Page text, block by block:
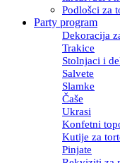
Podlošci za
Party program
Dekoracija
Trakice
Stolnjaci i
Salvete
Slamke
Čaše
Ukrasi
Konfetni
Kutije za
Pinjate